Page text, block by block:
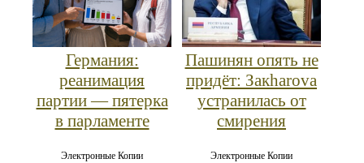
Германия:
реанимация
партии — пятерка
в парламенте
Электронные Копии
Пашинян опять не
придёт: Закharova
устранилась от
смирения
Электронные Копии